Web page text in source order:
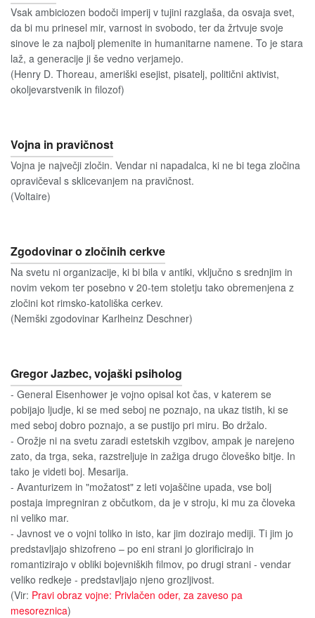
Vsak ambiciozen bodoči imperij v tujini razglaša, da osvaja svet,
da bi mu prinesel mir, varnost in svobodo, ter da žrtvuje svoje
sinove le za najbolj plemenite in humanitarne namene. To je stara
laž, a generacije ji še vedno verjamejo.
(Henry D. Thoreau, ameriški esejist, pisatelj, politični aktivist,
okoljevarstvenik in filozof)
Vojna in pravičnost
Vojna je največji zločin. Vendar ni napadalca, ki ne bi tega zločina
opravičeval s sklicevanjem na pravičnost.
(Voltaire)
Zgodovinar o zločinih cerkve
Na svetu ni organizacije, ki bi bila v antiki, vključno s srednjim in
novim vekom ter posebno v 20-tem stoletju tako obremenjena z
zločini kot rimsko-katoliška cerkev.
(Nemški zgodovinar Karlheinz Deschner)
Gregor Jazbec, vojaški psiholog
- General Eisenhower je vojno opisal kot čas, v katerem se
pobijajo ljudje, ki se med seboj ne poznajo, na ukaz tistih, ki se
med seboj dobro poznajo, a se pustijo pri miru. Bo držalo.
- Orožje ni na svetu zaradi estetskih vzgibov, ampak je narejeno
zato, da trga, seka, razstreljuje in zažiga drugo človeško bitje. In
tako je videti boj. Mesarija.
- Avanturizem in "možatost" z leti vojaščine upada, vse bolj
postaja impregniran z občutkom, da je v stroju, ki mu za človeka
ni veliko mar.
- Javnost ve o vojni toliko in isto, kar jim dozirajo mediji. Ti jim jo
predstavljajo shizofreno – po eni strani jo glorificirajo in
romantizirajo v obliki bojevniških filmov, po drugi strani - vendar
veliko redkeje - predstavljajo njeno grozljivost.
(Vir: Pravi obraz vojne: Privlačen oder, za zaveso pa
mesoreznica)